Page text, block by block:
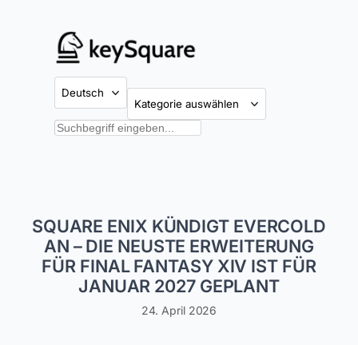
Suchen
SQUARE ENIX KÜNDIGT EVERCOLD
AN – DIE NEUSTE ERWEITERUNG
FÜR FINAL FANTASY XIV IST FÜR
JANUAR 2027 GEPLANT
24. April 2026